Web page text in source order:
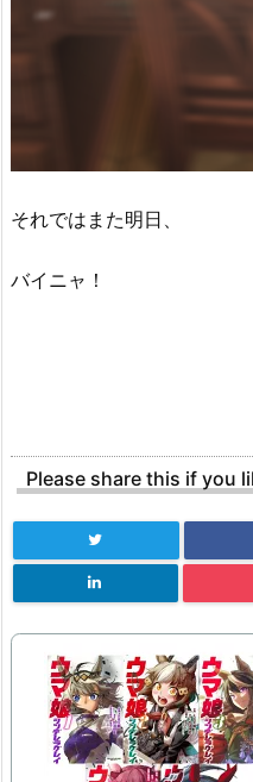
それではまた明日、
バイニャ！
Please share this if you